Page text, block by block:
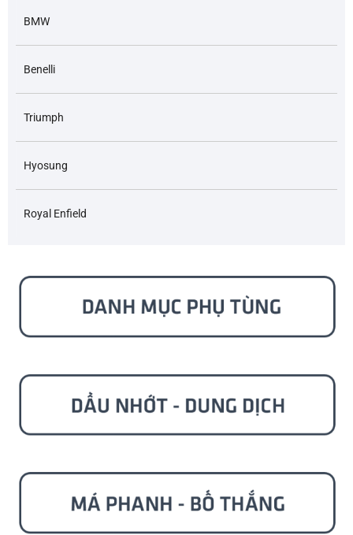
BMW
Benelli
Triumph
Hyosung
Royal Enfield